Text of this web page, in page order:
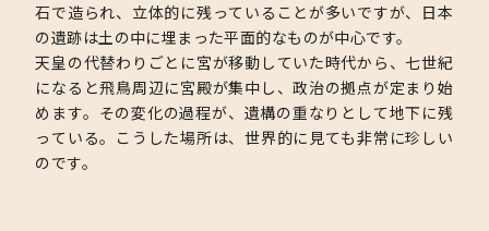
石で造られ、立体的に残っていることが多いですが、日本
の遺跡は土の中に埋まった平面的なものが中心です。
天皇の代替わりごとに宮が移動していた時代から、七世紀
になると飛鳥周辺に宮殿が集中し、政治の拠点が定まり始
めます。その変化の過程が、遺構の重なりとして地下に残
っている。こうした場所は、世界的に見ても非常に珍しい
のです。